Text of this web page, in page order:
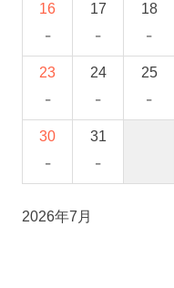
16
-
17
-
18
-
23
-
24
-
25
-
30
-
31
-
2026年7月